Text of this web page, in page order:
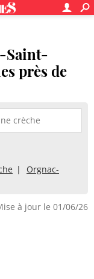
Saint-
près de
Orgnac-
à jour le 01/06/26